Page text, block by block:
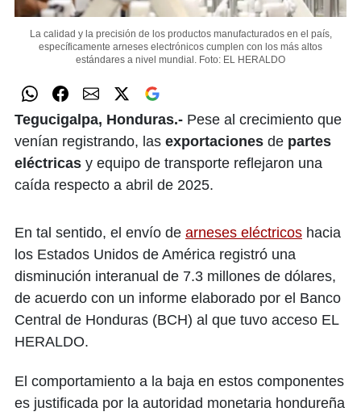
La calidad y la precisión de los productos manufacturados en el país,
específicamente arneses electrónicos cumplen con los más altos
estándares a nivel mundial. Foto: EL HERALDO
Tegucigalpa, Honduras.- Pese al crecimiento que
venían registrando, las exportaciones de partes
eléctricas y equipo de transporte reflejaron una
caída respecto a abril de 2025.
En tal sentido, el envío de arneses eléctricos hacia
los Estados Unidos de América registró una
disminución interanual de 7.3 millones de dólares,
de acuerdo con un informe elaborado por el Banco
Central de Honduras (BCH) al que tuvo acceso EL
HERALDO.
El comportamiento a la baja en estos componentes
es justificada por la autoridad monetaria hondureña